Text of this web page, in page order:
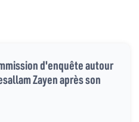
d'enquête autour
Zayen après son